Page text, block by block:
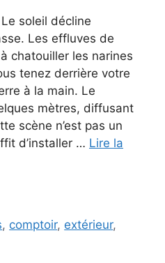
soleil décline
Les effluves de
chatouiller les narines
tenez derrière votre
à la main. Le
mètres, diffusant
scène n’est pas un
d’installer … Lire la
, comptoir, extérieur,